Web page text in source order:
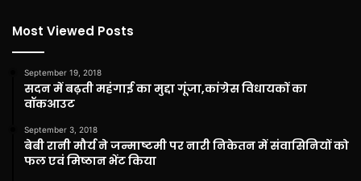
Most Viewed Posts
September 19, 2018
सदन में बढ़ती महंगाई का मुद्दा गूंजा,कांग्रेस विधायकों का
वॉकआउट
September 3, 2018
बेबी रानी मौर्य ने जन्माष्टमी पर नारी निकेतन में संवासिनियों को
फल एवं मिष्ठान भेंट किया